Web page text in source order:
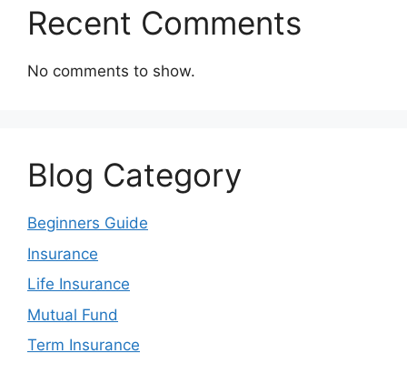
Recent Comments
No comments to show.
Blog Category
Beginners Guide
Insurance
Life Insurance
Mutual Fund
Term Insurance